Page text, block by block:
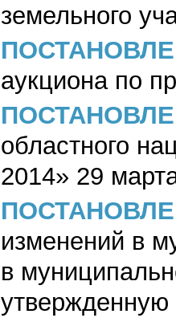
земельного
аукциона по
областного
2014» 29
изменений в
в
утвержденную